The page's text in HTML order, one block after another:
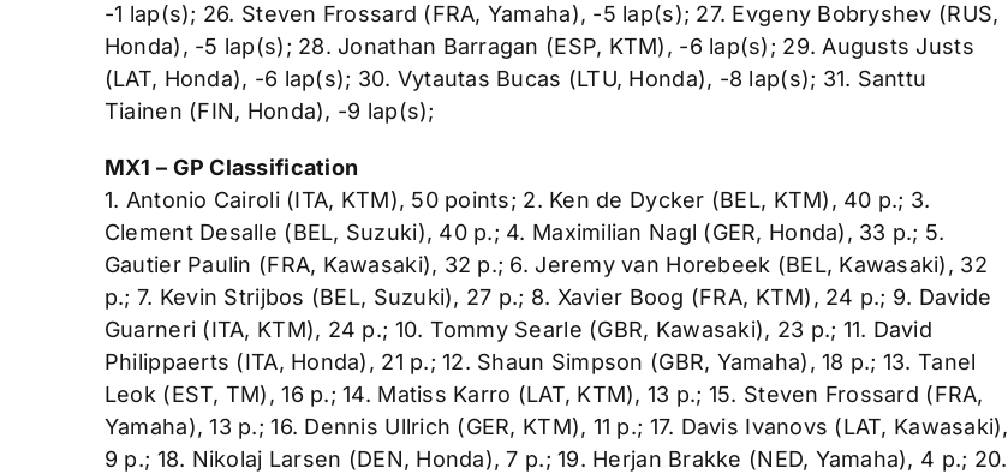
-1 lap(s); 26. Steven Frossard (FRA, Yamaha), -5 lap(s); 27. Evgeny Bobryshev (RUS,
Honda), -5 lap(s); 28. Jonathan Barragan (ESP, KTM), -6 lap(s); 29. Augusts Justs
(LAT, Honda), -6 lap(s); 30. Vytautas Bucas (LTU, Honda), -8 lap(s); 31. Santtu
Tiainen (FIN, Honda), -9 lap(s);
MX1 – GP Classification
1. Antonio Cairoli (ITA, KTM), 50 points; 2. Ken de Dycker (BEL, KTM), 40 p.; 3.
Clement Desalle (BEL, Suzuki), 40 p.; 4. Maximilian Nagl (GER, Honda), 33 p.; 5.
Gautier Paulin (FRA, Kawasaki), 32 p.; 6. Jeremy van Horebeek (BEL, Kawasaki), 32
p.; 7. Kevin Strijbos (BEL, Suzuki), 27 p.; 8. Xavier Boog (FRA, KTM), 24 p.; 9. Davide
Guarneri (ITA, KTM), 24 p.; 10. Tommy Searle (GBR, Kawasaki), 23 p.; 11. David
Philippaerts (ITA, Honda), 21 p.; 12. Shaun Simpson (GBR, Yamaha), 18 p.; 13. Tanel
Leok (EST, TM), 16 p.; 14. Matiss Karro (LAT, KTM), 13 p.; 15. Steven Frossard (FRA,
Yamaha), 13 p.; 16. Dennis Ullrich (GER, KTM), 11 p.; 17. Davis Ivanovs (LAT, Kawasaki),
9 p.; 18. Nikolaj Larsen (DEN, Honda), 7 p.; 19. Herjan Brakke (NED, Yamaha), 4 p.; 20.